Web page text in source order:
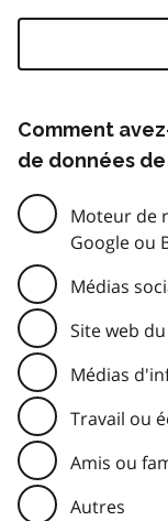
Comment
de données
Moteur de
Google ou
Médias
Site web
Médias
Travail ou
Amis ou
Autres